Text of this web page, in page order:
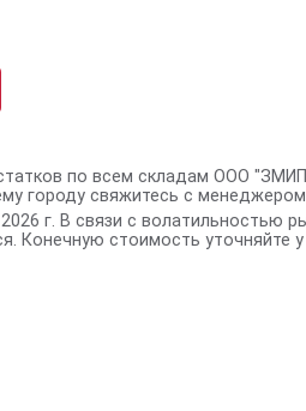
по всем складам ООО
городу свяжитесь с
г. В связи с волатильностью
Конечную стоимость уточняйте